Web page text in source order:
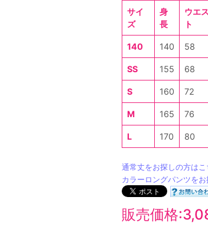
サイ
ズ
身
長
ウエス
ト
140 140 58
SS 155 68
S 160 72
M 165 76
L 170 80
通常丈をお探しの方はこ
カラーロングパンツを
販売価格